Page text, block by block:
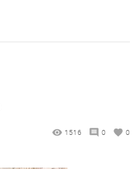
1516 0 0